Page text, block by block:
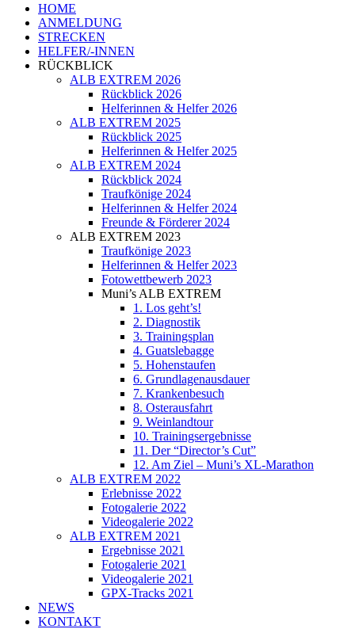
HOME
ANMELDUNG
STRECKEN
HELFER/-INNEN
RÜCKBLICK
ALB EXTREM 2026
Rückblick 2026
Helferinnen & Helfer 2026
ALB EXTREM 2025
Rückblick 2025
Helferinnen & Helfer 2025
ALB EXTREM 2024
Rückblick 2024
Traufkönige 2024
Helferinnen & Helfer 2024
Freunde & Förderer 2024
ALB EXTREM 2023
Traufkönige 2023
Helferinnen & Helfer 2023
Fotowettbewerb 2023
Muni’s ALB EXTREM
1. Los geht’s!
2. Diagnostik
3. Trainingsplan
4. Guatslebagge
5. Hohenstaufen
6. Grundlagenausdauer
7. Krankenbesuch
8. Osterausfahrt
9. Weinlandtour
10. Trainingsergebnisse
11. Der “Director’s Cut”
12. Am Ziel – Muni’s XL-Marathon
ALB EXTREM 2022
Erlebnisse 2022
Fotogalerie 2022
Videogalerie 2022
ALB EXTREM 2021
Ergebnisse 2021
Fotogalerie 2021
Videogalerie 2021
GPX-Tracks 2021
NEWS
KONTAKT